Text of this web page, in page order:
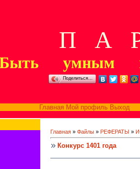
П А Р
умным
Поделиться…
Главная Мой профиль Выход
Главная » Файлы » РЕФЕРАТЫ »
Конкурс 1401 года